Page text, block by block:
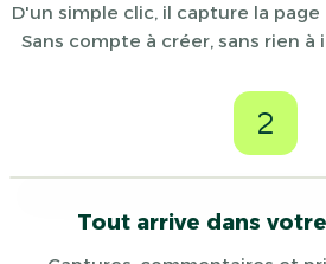
D'un simple clic, il capture la
Sans compte à créer, sans rien
2
Tout arrive dans